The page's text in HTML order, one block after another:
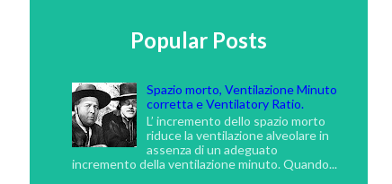
Popular Posts
Spazio morto, Ventilazione Minuto
corretta e Ventilatory Ratio.
L’ incremento dello spazio morto
riduce la ventilazione alveolare in
assenza di un adeguato
incremento della ventilazione minuto. Quando...